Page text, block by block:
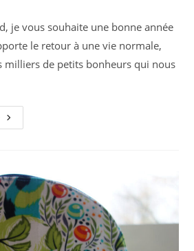
je vous souhaite une bonne année
le retour à une vie normale,
milliers de petits bonheurs qui nous
Petites
Coutures